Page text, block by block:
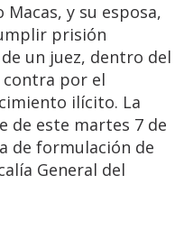
Macas, y su esposa,
prisión
un juez, dentro del
contra por el
ilícito. La
de este martes 7 de
de formulación de
General del